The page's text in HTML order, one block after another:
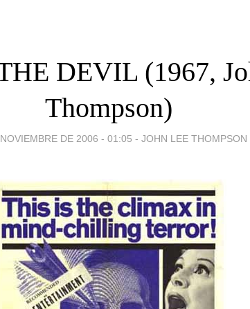
DEVIL (1967,
Thompson)
DE 2006 - 01:05 - JOHN LEE THOMPSON